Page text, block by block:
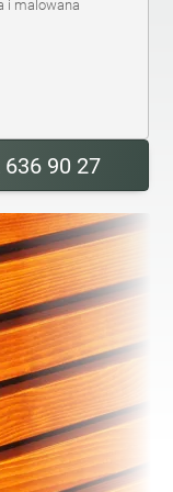
i malowana
636 90 27